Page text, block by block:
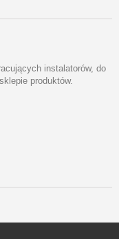
instalatorów, do
produktów.